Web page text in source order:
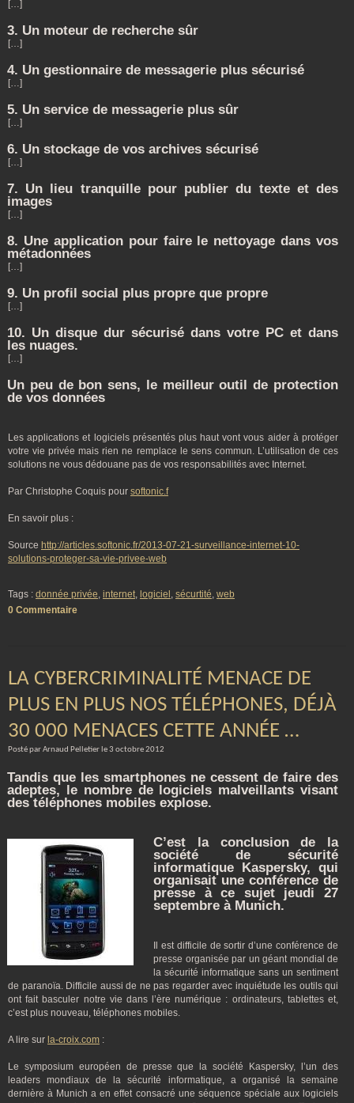
[…]
3. Un moteur de recherche sûr
[…]
4. Un gestionnaire de messagerie plus sécurisé
[…]
5. Un service de messagerie plus sûr
[…]
6. Un stockage de vos archives sécurisé
[…]
7. Un lieu tranquille pour publier du texte et des
images
[…]
8. Une application pour faire le nettoyage dans vos
métadonnées
[…]
9. Un profil social plus propre que propre
[…]
10. Un disque dur sécurisé dans votre PC et dans
les nuages.
[…]
Un peu de bon sens, le meilleur outil de protection
de vos données
Les applications et logiciels présentés plus haut vont vous aider à protéger
votre vie privée mais rien ne remplace le sens commun. L’utilisation de ces
solutions ne vous dédouane pas de vos responsabilités avec Internet.
Par Christophe Coquis pour softonic.f
En savoir plus :
Source http://articles.softonic.fr/2013-07-21-surveillance-internet-10-
solutions-proteger-sa-vie-privee-web
Tags : donnée privée, internet, logiciel , sécurtité, web
0 Commentaire
LA CYBERCRIMINALITÉ MENACE DE
PLUS EN PLUS NOS TÉLÉPHONES, DÉJÀ
30 000 MENACES CETTE ANNÉE …
Posté par Arnaud Pelletier le 3 octobre 2012
Tandis que les smartphones ne cessent de faire des
adeptes, le nombre de logiciels malveillants visant
des téléphones mobiles explose.
C’est la conclusion de la
société de sécurité
informatique Kaspersky, qui
organisait une conférence de
presse à ce sujet jeudi 27
septembre à Munich.
Il est difficile de sortir d’une conférence de
presse organisée par un géant mondial de
la sécurité informatique sans un sentiment
de paranoïa. Difficile aussi de ne pas regarder avec inquiétude les outils qui
ont fait basculer notre vie dans l’ère numérique : ordinateurs, tablettes et,
c’est plus nouveau, téléphones mobiles.
A lire sur la-croix.com :
Le symposium européen de presse que la société Kaspersky, l’un des
leaders mondiaux de la sécurité informatique, a organisé la semaine
dernière à Munich a en effet consacré une séquence spéciale aux logiciels